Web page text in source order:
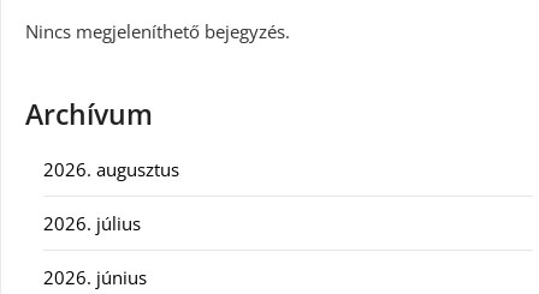
Nincs megjeleníthető bejegyzés.
Archívum
2026. augusztus
2026. július
2026. június